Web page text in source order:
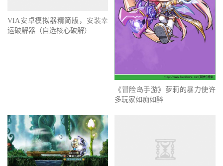
VIA安卓模拟器精简版，安装幸
运破解器（自选核心破解）
《冒险岛手游》萝莉的暴力使许
多玩家如痴如醉